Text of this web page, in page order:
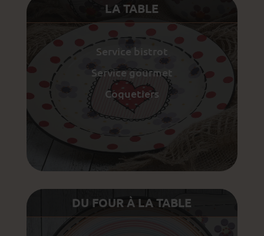
LA TABLE
Service bistrot
Service gourmet
Coquetiers
DU FOUR À LA TABLE